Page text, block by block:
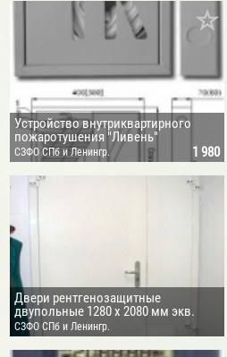
Устройство внутриквартирного
пожаротушения "Ливень"
СЗФО СПб и Ленингр.
1 980
Двери рентгенозащитные
двупольные 1280 х 2080 мм экв.
Pb=4,0 мм
СЗФО СПб и Ленингр.